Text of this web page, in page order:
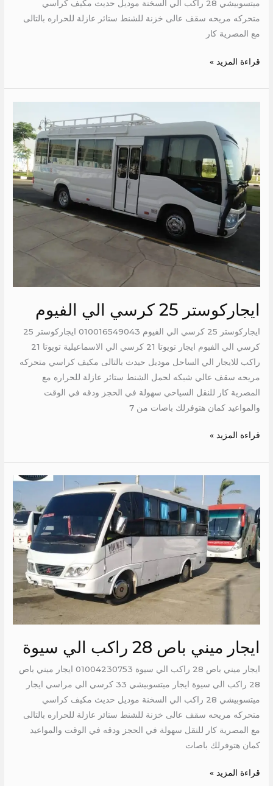
ميتسوبيشي 28 راكب الي السخنة موديل حديث مكيف كراسي
متحركه مريحه سقف عالى خزنة للشنط ستائر عازلة للحراره بالتالى
مع المصرية كار
قراءة المزيد »
ايجاركوستر 25 كرسي الي الفيوم
ايجاركوستر 25 كرسي الي الفيوم 010016549043 ايجاركوستر 25
كرسي الي الفيوم ايجار تويوتا 21 كرسي الي الاسماعيلية تويوتا 21
راكب للايجار الي الساحل موديل حيدث بالتالى مكيف كراسي متحركه
مريحه سقف عالي شبكه لحمل الشنط ستائر عازلة للحراره مع
المصرية كار للنقل السياحي سهولة في الحجز ودقه في الوقت
والمواعيد كمان هتوفرلك باصات من 7
كرسي
الفيوم
قراءة المزيد »
ايجار ميني باص 28 راكب الي سيوة
ايجار ميني باص 28 راكب الي سيوة 01004230753 ايجار ميني باص
28 راكب الي سيوة ايجار ميتسوبيشي 33 كرسي الي مراسي ايجار
ميتسوبيشي 28 راكب الي السخنة موديل حديث مكيف كراسي
متحركه مريحه سقف عالى خزنة للشنط ستائر عازلة للحراره بالتالى
مع المصرية كار للنقل سهولة في الحجز ودقه في الوقت والمواعيد
كمان هتوفرلك باصات
باص
28
راكب
الي
سيوة
قراءة المزيد »